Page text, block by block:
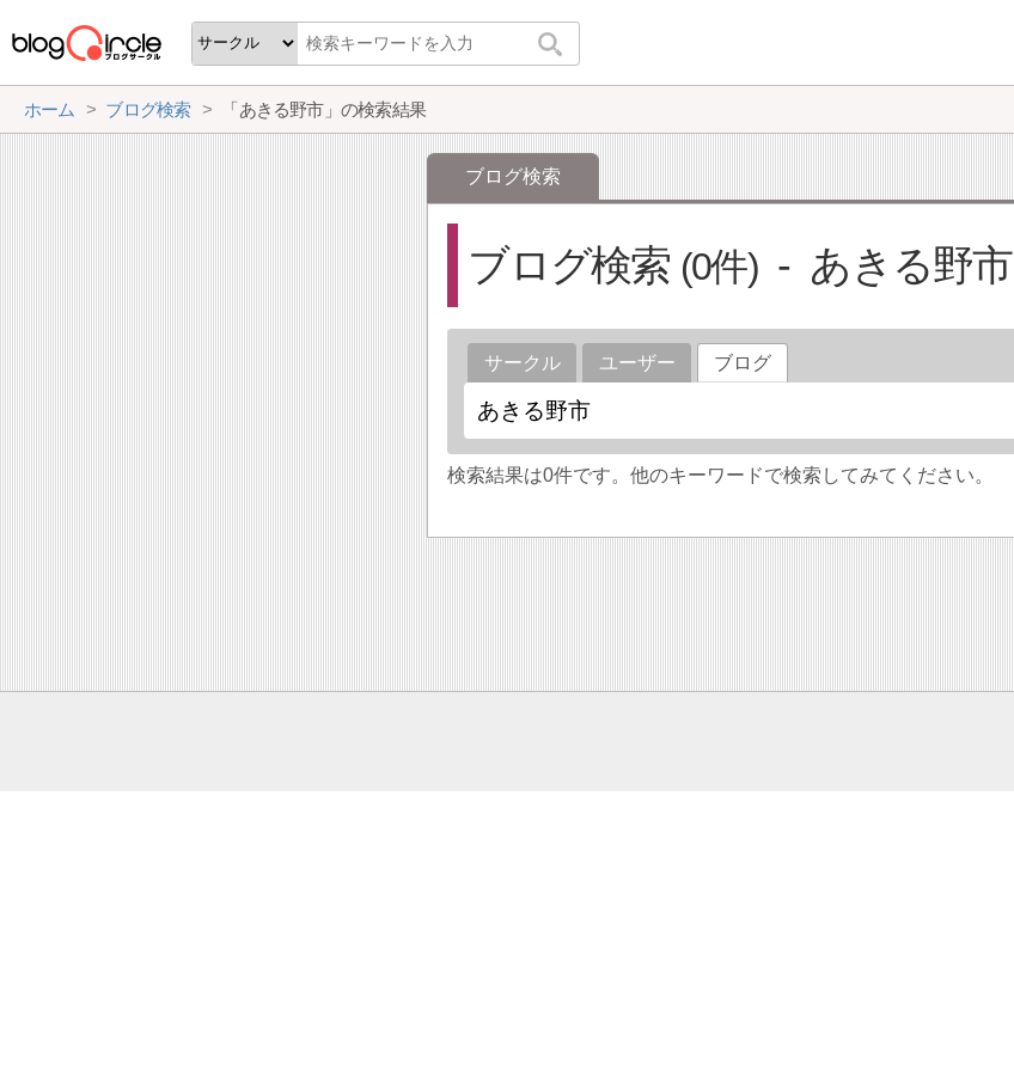
ホーム ブログ検索 「あきる野市」の検索結果
ブログ検索
ブログ検索 0 あきる野市
サークル ユーザー ブログ
検索結果は0件です。他のキーワードで検索してみてください。